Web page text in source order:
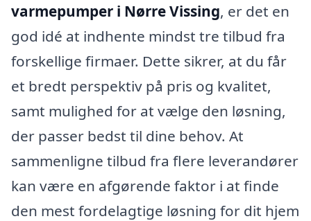
varmepumper i Nørre Vissing, er det en
god idé at indhente mindst tre tilbud fra
forskellige firmaer. Dette sikrer, at du får
et bredt perspektiv på pris og kvalitet,
samt mulighed for at vælge den løsning,
der passer bedst til dine behov. At
sammenligne tilbud fra flere leverandører
kan være en afgørende faktor i at finde
den mest fordelagtige løsning for dit hjem